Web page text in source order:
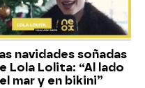
navidades soñadas
Lola Lolita: “Al lado
mar y en bikini”